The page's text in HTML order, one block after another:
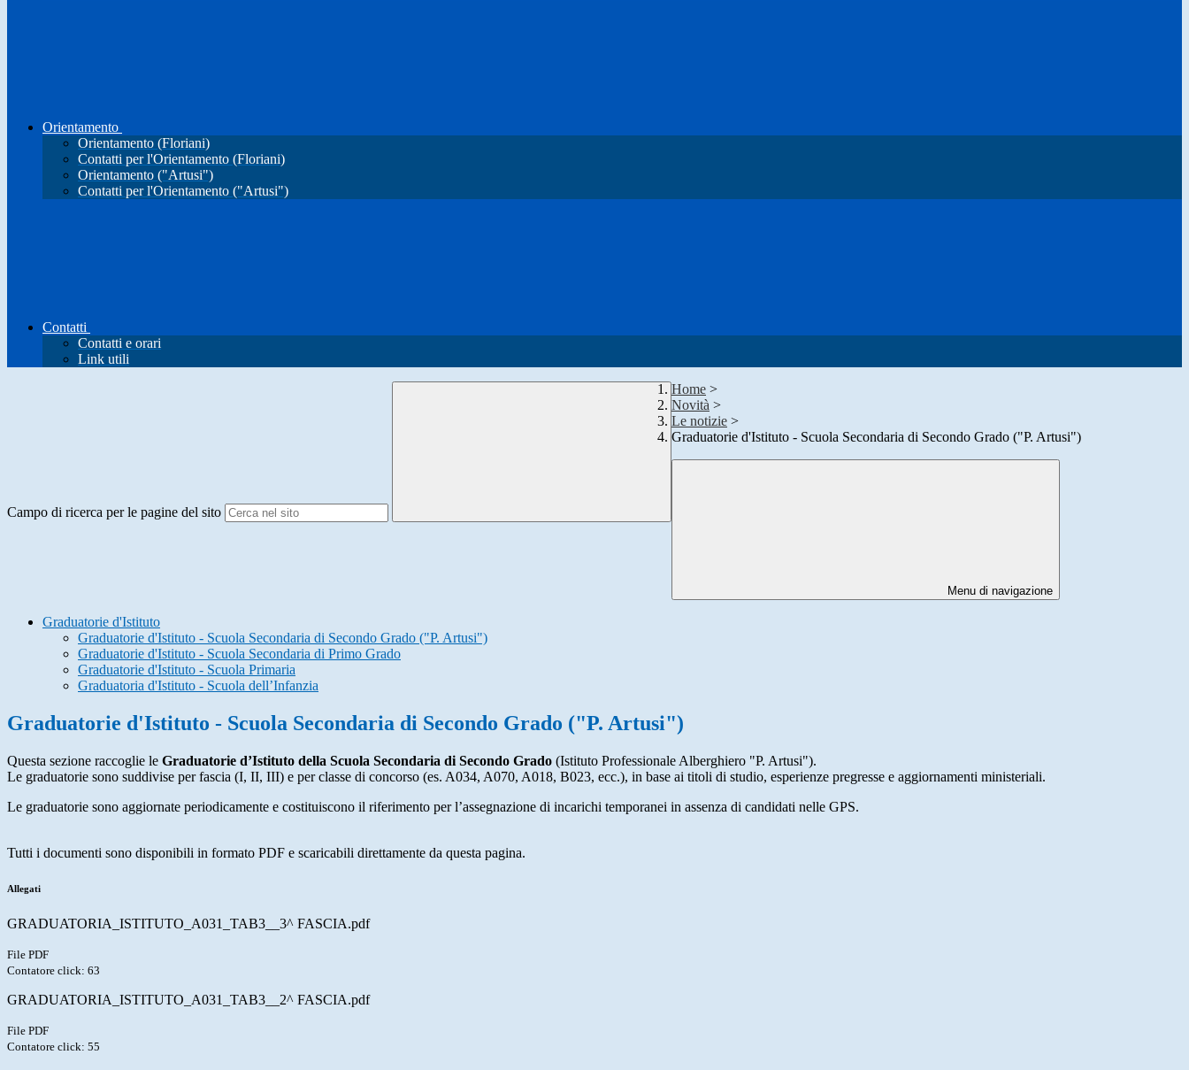
Orientamento
Orientamento (Floriani)
Contatti per l'Orientamento (Floriani)
Orientamento ("Artusi")
Contatti per l'Orientamento ("Artusi")
Contatti
Contatti e orari
Link utili
Campo di ricerca per le pagine del sito
Home >
Novità >
Le notizie >
Graduatorie d'Istituto - Scuola Secondaria di Secondo Grado ("P. Artusi")
Menu di navigazione
Graduatorie d'Istituto
Graduatorie d'Istituto - Scuola Secondaria di Secondo Grado ("P. Artusi")
Graduatorie d'Istituto - Scuola Secondaria di Primo Grado
Graduatorie d'Istituto - Scuola Primaria
Graduatoria d'Istituto - Scuola dell’Infanzia
Graduatorie d'Istituto - Scuola Secondaria di Secondo Grado ("P. Artusi")
Questa sezione raccoglie le Graduatorie d’Istituto della Scuola Secondaria di Secondo Grado (Istituto Professionale Alberghiero "P. Artusi").
Le graduatorie sono suddivise per fascia (I, II, III) e per classe di concorso (es. A034, A070, A018, B023, ecc.), in base ai titoli di studio, esperienze pregresse e aggiornamenti ministeriali.
Le graduatorie sono aggiornate periodicamente e costituiscono il riferimento per l’assegnazione di incarichi temporanei in assenza di candidati nelle GPS.
Tutti i documenti sono disponibili in formato PDF e scaricabili direttamente da questa pagina.
Allegati
GRADUATORIA_ISTITUTO_A031_TAB3__3^ FASCIA.pdf
File PDF
Contatore click: 63
GRADUATORIA_ISTITUTO_A031_TAB3__2^ FASCIA.pdf
File PDF
Contatore click: 55